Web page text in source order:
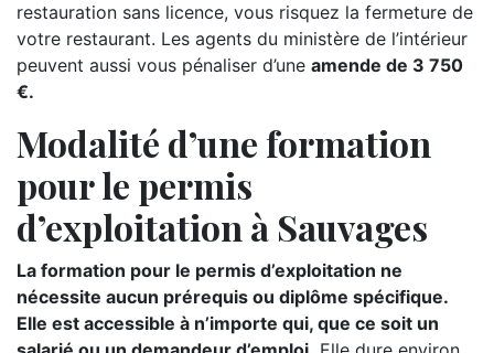
restauration sans licence, vous risquez la fermeture de
votre restaurant. Les agents du ministère de l’intérieur
peuvent aussi vous pénaliser d’une amende de 3 750
€.
Modalité d’une formation
pour le permis
d’exploitation à Sauvages
La formation pour le permis d’exploitation ne
nécessite aucun prérequis ou diplôme spécifique.
Elle est accessible à n’importe qui, que ce soit un